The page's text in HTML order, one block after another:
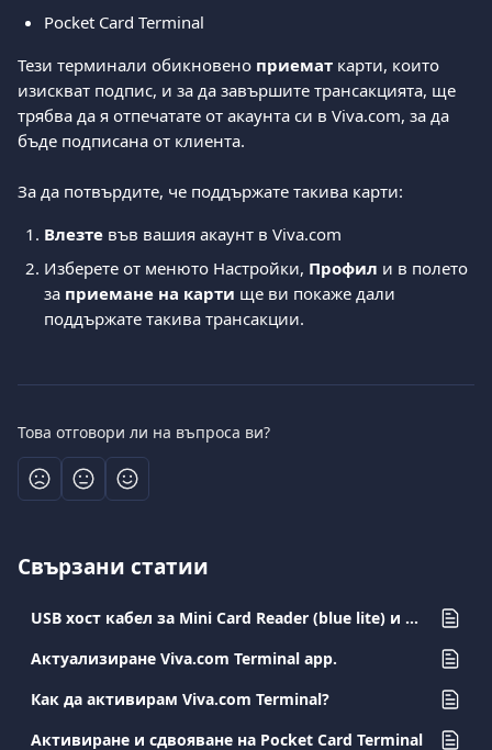
Pocket Card Terminal
Тези терминали обикновено приемат карти, които
изискват подпис, и за да завършите трансакцията, ще
трябва да я отпечатате от акаунта си в Viva.com, за да
бъде подписана от клиента.
За да потвърдите, че поддържате такива карти:
Влезте във вашия акаунт в Viva.com
Изберете от менюто Настройки, Профил и в полето
за приемане на карти ще ви покаже дали
поддържате такива трансакции.
Това отговори ли на въпроса ви?
Свързани статии
USB хост кабел за Mini Card Reader (blue lite) и Pocket Card Terminal
Актуализиране Viva.com Terminal app.
Как да активирам Viva.com Terminal?
Активиране и сдвояване на Pocket Card Terminal